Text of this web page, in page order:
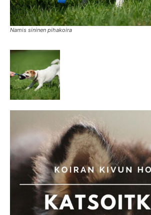
Namis sininen pihakoira